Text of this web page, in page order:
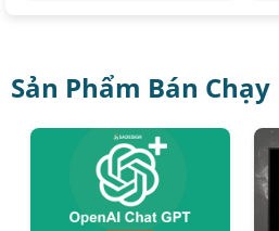
Sản Phẩm Bán Chạy